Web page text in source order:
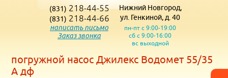
(831) 218-44-55
(831) 218-44-66
написать письмо
Заказ звонка
Нижний Новгород,
ул. Генкиной, д. 40
пн-пт с 9:00-19:00
сб с 9:00-16:00
вс выходной
погружной насос Джилекс Водомет 55/35
А дф